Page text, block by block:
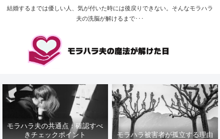
結婚するまでは優しい人、気が付いた時には後戻りできない。そんなモラハラ
夫の洗脳が解けるまで･･･
モラハラ夫の共通点：確認すべ
きチェックポイント
モラハラ被害者が孤立する理由